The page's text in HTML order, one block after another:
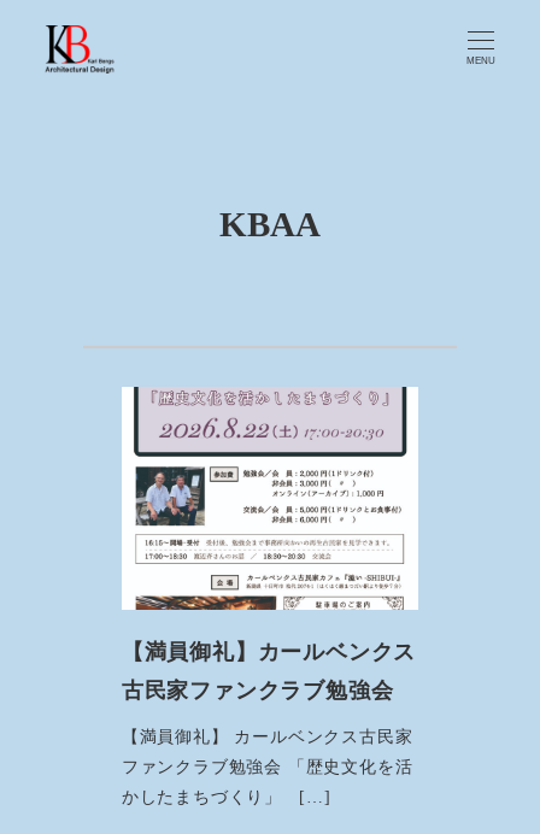
MENU
KBAA
【満員御礼】カールベンクス
古民家ファンクラブ勉強会
【満員御礼】 カールベンクス古民家
ファンクラブ勉強会 「歴史文化を活
かしたまちづくり」 […]